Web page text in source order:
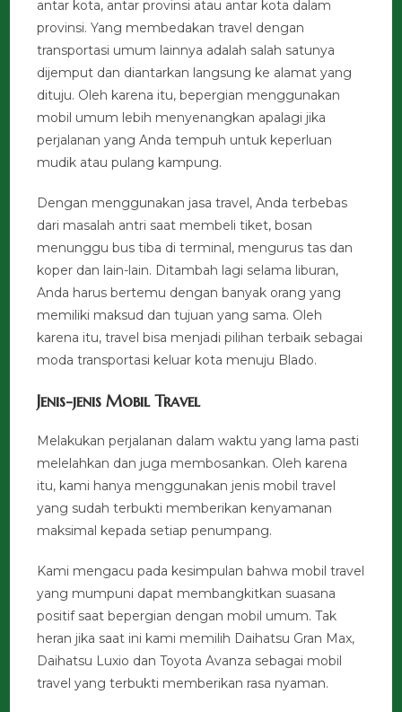
antar kota, antar provinsi atau antar kota dalam
provinsi. Yang membedakan travel dengan
transportasi umum lainnya adalah salah satunya
dijemput dan diantarkan langsung ke alamat yang
dituju. Oleh karena itu, bepergian menggunakan
mobil umum lebih menyenangkan apalagi jika
perjalanan yang Anda tempuh untuk keperluan
mudik atau pulang kampung.
Dengan menggunakan jasa travel, Anda terbebas
dari masalah antri saat membeli tiket, bosan
menunggu bus tiba di terminal, mengurus tas dan
koper dan lain-lain. Ditambah lagi selama liburan,
Anda harus bertemu dengan banyak orang yang
memiliki maksud dan tujuan yang sama. Oleh
karena itu, travel bisa menjadi pilihan terbaik sebagai
moda transportasi keluar kota menuju Blado.
Jenis-jenis Mobil Travel
Melakukan perjalanan dalam waktu yang lama pasti
melelahkan dan juga membosankan. Oleh karena
itu, kami hanya menggunakan jenis mobil travel
yang sudah terbukti memberikan kenyamanan
maksimal kepada setiap penumpang.
Kami mengacu pada kesimpulan bahwa mobil travel
yang mumpuni dapat membangkitkan suasana
positif saat bepergian dengan mobil umum. Tak
heran jika saat ini kami memilih Daihatsu Gran Max,
Daihatsu Luxio dan Toyota Avanza sebagai mobil
travel yang terbukti memberikan rasa nyaman.